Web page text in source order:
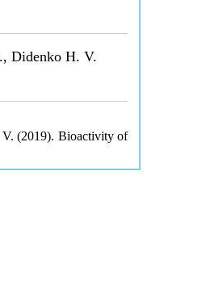
Didenko H. V.
(2019). Bioactivity of